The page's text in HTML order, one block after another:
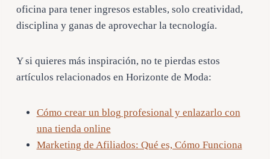
oficina para tener ingresos estables, solo creatividad,
disciplina y ganas de aprovechar la tecnología.
Y si quieres más inspiración, no te pierdas estos
artículos relacionados en Horizonte de Moda:
Cómo crear un blog profesional y enlazarlo con
una tienda online
Marketing de Afiliados: Qué es, Cómo Funciona